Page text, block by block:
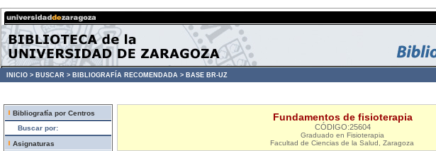
INICIO > BUSCAR > BIBLIOGRAFÍA RECOMENDADA > BASE BR-UZ
Bibliografía por Centros
Buscar por:
Asignaturas
Fundamentos de fisioterapia
CÓDIGO:25604
Graduado en Fisioterapia
Facultad de Ciencias de la Salud, Zaragoza